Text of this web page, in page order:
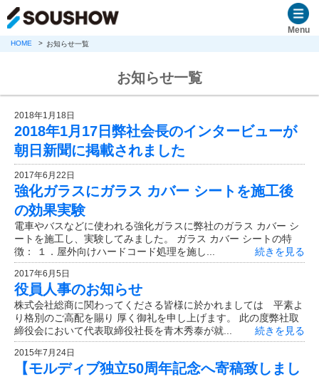
Menu
HOME お知らせ一覧
お知らせ一覧
2018年1月18日
2018年1月17日弊社会長のインタービューが
朝日新聞に掲載されました
2017年6月22日
強化ガラスにガラス カバー シートを施工後
の効果実験
電車やバスなどに使われる強化ガラスに弊社のガラス カバー シ
ートを施工し、実験してみました。 ガラス カバー シートの特
徴： １．屋外向けハードコード処理を施し...
続きを見る
2017年6月5日
役員人事のお知らせ
株式会社総商に関わってくださる皆様に於かれましては 平素よ
り格別のご高配を賜り 厚く御礼を申し上げます。 此の度弊社取
締役会において代表取締役社長を青木秀泰が就...
続きを見る
2015年7月24日
【モルディブ独立50周年記念へ寄稿致しまし